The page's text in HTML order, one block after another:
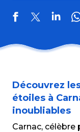
Camping
Camping Les
Camping de
Découvrez
étoiles à
inoubliables
Carnac, célèbre